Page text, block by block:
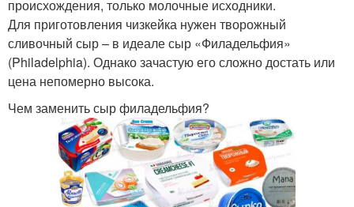
происхождения, только молочные исходники.
Для приготовления чизкейка нужен творожный
сливочный сыр – в идеале сыр «Филадельфия»
(Philadelphia). Однако зачастую его сложно достать или
цена непомерно высока.
Чем заменить сыр филадельфия?